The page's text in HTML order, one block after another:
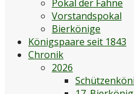
Pokal der Fahne
Vorstandspokal
Bierkönige
Königspaare seit 1843
Chronik
2026